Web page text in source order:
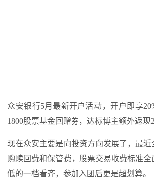
众安银行5月最新开户活动，开户即享
1800股票基金回赠券，达标博主额外返现
现在众安主要是向投资方向发展了，最近
购赎回费和保管费，股票交易收费标准
低的一档看齐，参加入团后更是超划算。